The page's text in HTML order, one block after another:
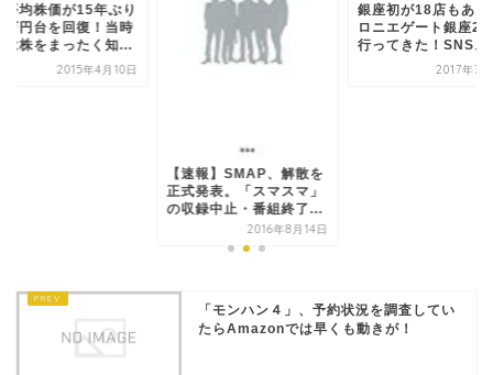
平均株価が15年ぶり
万円台を回復！当時
は株をまったく知...
2015年4月10日
【速報】SMAP、解散を
正式発表。「スマスマ」
の収録中止・番組終了...
2016年8月14日
銀座初が18店もある
ロニエゲート銀座2
行ってきた！SNSス
2017年3
「モンハン４」、予約状況を調査してい
たらAmazonでは早くも動きが！